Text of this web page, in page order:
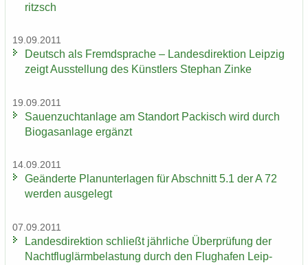
ritzsch
19.09.2011
Deutsch als Fremd­spra­che – Lan­des­di­rek­ti­on Leip­zig
zeigt Aus­stel­lung des Künst­lers Ste­phan Zinke
19.09.2011
Sauen­zucht­an­la­ge am Stand­ort Pa­ckisch wird durch
Bio­gas­an­la­ge er­gänzt
14.09.2011
Ge­än­der­te Plan­un­ter­la­gen für Ab­schnitt 5.1 der A 72
wer­den aus­ge­legt
07.09.2011
Lan­des­di­rek­ti­on schließt jähr­li­che Über­prü­fung der
Nacht­flug­lärm­be­las­tung durch den Flug­ha­fen Leip­